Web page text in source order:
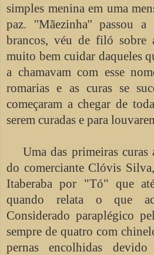
simples menina em uma
paz. ''Mãezinha'' passou a
brancos, véu de filó sobre
muito bem cuidar daqueles
a chamavam com esse
romarias e as curas se
começaram a chegar de
serem curadas e para
Uma das primeiras
do comerciante Clóvis
Itaberaba por "Tó" que
quando relata o que
Considerado paraplégico
sempre de quatro com
pernas encolhidas